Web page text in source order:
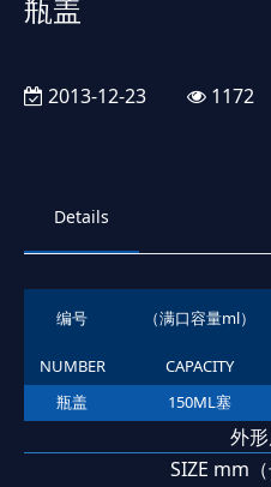
瓶盖
2013-12-23 1172
Details
编号 （满口容量ml）
NUMBER CAPACITY
瓶盖
150ML塞
外
SIZE mm